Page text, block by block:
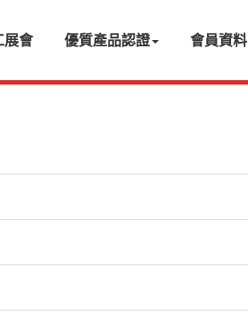
展會 優質產品認證 會員資料